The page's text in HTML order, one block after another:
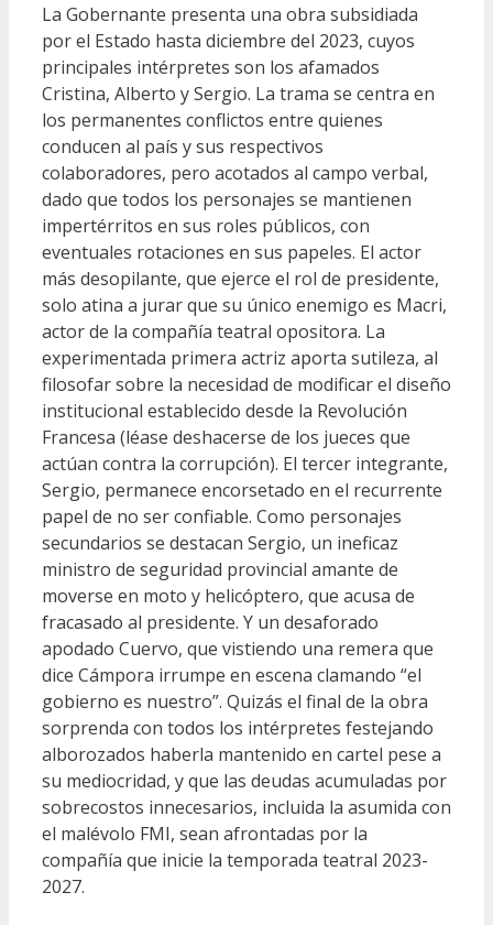
La Gobernante presenta una obra subsidiada
por el Estado hasta diciembre del 2023, cuyos
principales intérpretes son los afamados
Cristina, Alberto y Sergio. La trama se centra en
los permanentes conflictos entre quienes
conducen al país y sus respectivos
colaboradores, pero acotados al campo verbal,
dado que todos los personajes se mantienen
impertérritos en sus roles públicos, con
eventuales rotaciones en sus papeles. El actor
más desopilante, que ejerce el rol de presidente,
solo atina a jurar que su único enemigo es Macri,
actor de la compañía teatral opositora. La
experimentada primera actriz aporta sutileza, al
filosofar sobre la necesidad de modificar el diseño
institucional establecido desde la Revolución
Francesa (léase deshacerse de los jueces que
actúan contra la corrupción). El tercer integrante,
Sergio, permanece encorsetado en el recurrente
papel de no ser confiable. Como personajes
secundarios se destacan Sergio, un ineficaz
ministro de seguridad provincial amante de
moverse en moto y helicóptero, que acusa de
fracasado al presidente. Y un desaforado
apodado Cuervo, que vistiendo una remera que
dice Cámpora irrumpe en escena clamando “el
gobierno es nuestro”. Quizás el final de la obra
sorprenda con todos los intérpretes festejando
alborozados haberla mantenido en cartel pese a
su mediocridad, y que las deudas acumuladas por
sobrecostos innecesarios, incluida la asumida con
el malévolo FMI, sean afrontadas por la
compañía que inicie la temporada teatral 2023-
2027.